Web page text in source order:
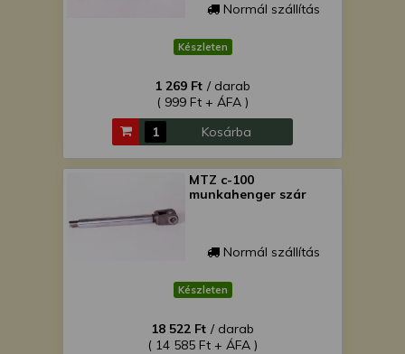
Normál szállítás
Készleten
1 269 Ft / darab
( 999 Ft + ÁFA )
Kosárba
MTZ c-100
munkahenger szár
Normál szállítás
Készleten
18 522 Ft / darab
( 14 585 Ft + ÁFA )